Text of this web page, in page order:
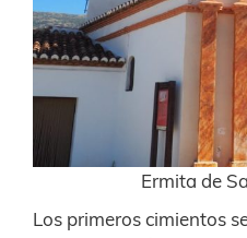
Ermita de
Los primeros cimientos